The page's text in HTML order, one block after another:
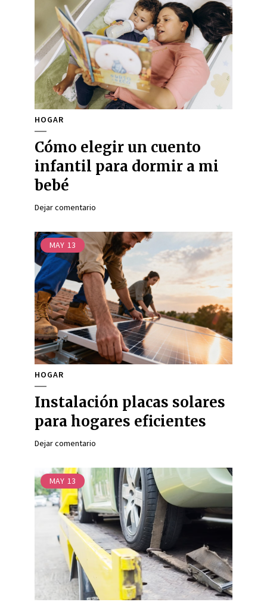
HOGAR
Cómo elegir un cuento
infantil para dormir a mi
bebé
Dejar comentario
MAY 13
HOGAR
Instalación placas solares
para hogares eficientes
Dejar comentario
MAY 13